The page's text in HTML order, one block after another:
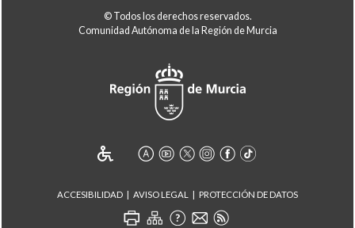
© Todos los derechos reservados.
Comunidad Autónoma de la Región de Murcia
ACCESIBILIDAD AVISO LEGAL PROTECCIÓN DE DATOS